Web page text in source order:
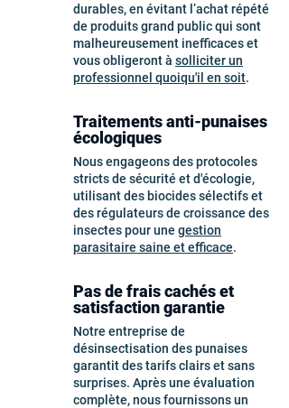
durables, en évitant l’achat répété
de produits grand public qui sont
malheureusement inefficaces et
vous obligeront à solliciter un
professionnel quoiqu'il en soit.
Traitements anti-punaises
écologiques
Nous engageons des protocoles
stricts de sécurité et d'écologie,
utilisant des biocides sélectifs et
des régulateurs de croissance des
insectes pour une gestion
parasitaire saine et efficace.
Pas de frais cachés et
satisfaction garantie
Notre entreprise de
désinsectisation des punaises
garantit des tarifs clairs et sans
surprises. Après une évaluation
complète, nous fournissons un